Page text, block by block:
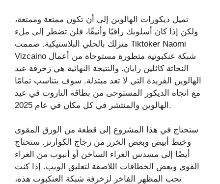
تميل ديكورات الهالوين إلى أن تكون ممتعة وممتعة،
ولكن إذا كان أسلوبك راقيًا وأنيقًا، فلن تضطر إلى ملء
منزلك بالحلي البلاستيكية. صممت Tiktoker Naomi
Vizcaino شبكة عنكبوتية متطورة مستوحاة من أعمال
النحاتة كاثلين رايان. والنتيجة النهائية هي زخرفة عيد
الهالوين الفريدة التي لا تعد مبتذلة. سوف يتناسب تمامًا
مع اتجاه الديكور المستوحى من بطاقة التاروت في عيد
الهالوين والمنتشر في كل مكان في عام 2025.
ستحتاج في هذا المشروع إلى قطعة من الورق المقوى
وخيط أبيض وبعض الخرز من زجاج الكوارتز. ستحتاج
أيضًا إلى مسدس الغراء الساخن أو أنبوب من الغراء
القوي وبعض الخطافات اللاصقة لتعليق الويب. إذا كنت
تحب المظهر الفاخر لزخرفة شبكة العنكبوت هذه،